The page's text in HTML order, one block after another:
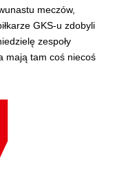
meczów,
GKS-u zdobyli
zespoły
mają tam coś niecoś